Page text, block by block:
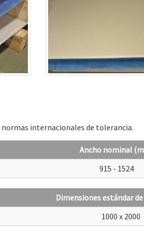
internacionales de tolerancia.
Ancho nominal
915 - 1524
Dimensiones estándar
1000 x 2000